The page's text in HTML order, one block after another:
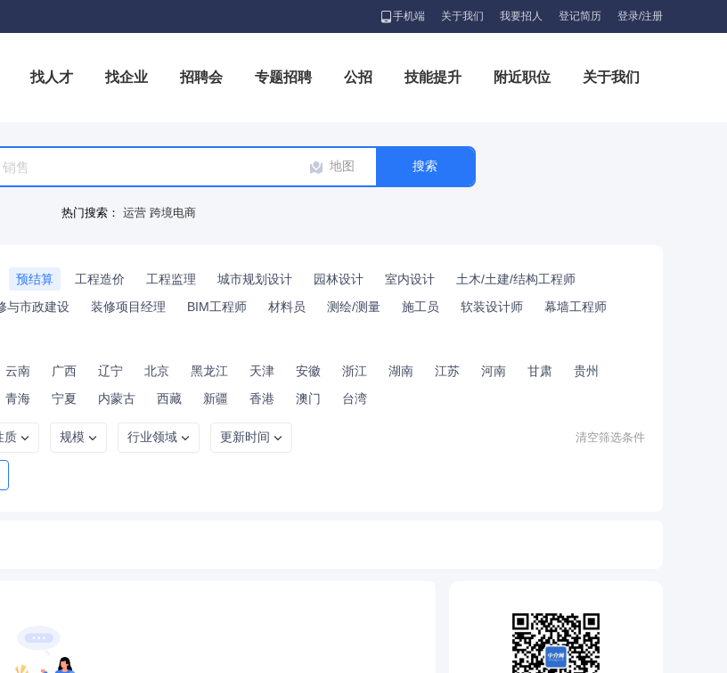
手机端 关于我们 我要招人 登记简历 登录/注册
找人才 找企业 招聘会 专题招聘 公招 技能提升 附近职位 关于我们
地图
热门搜索： 运营 跨境电商
预结算 工程造价 工程监理 城市规划设计 园林设计 室内设计
土木/土建/结构工程师
与市政建设 装修项目经理 BIM工程师 材料员 测绘/测量 施工员 软装设计师
幕墙工程师
云南 广西 辽宁 北京 黑龙江 天津 安徽 浙江 湖南 江苏 河南 甘肃
贵州
青海 宁夏 内蒙古 西藏 新疆 香港 澳门 台湾
质 规模 行业领域 更新时间 清空筛选条件